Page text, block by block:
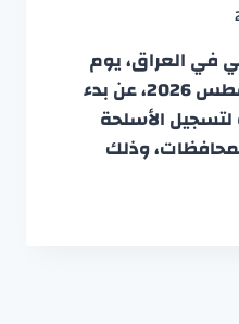
في العراق، يوم
الجمعة الموافق 7 أغسطس 2026، عن بدء
الأسلحة
وذلك